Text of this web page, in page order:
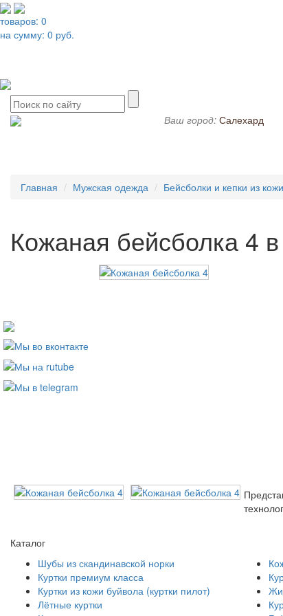
товаров: 0
на сумму: 0 руб.
Ваш город: Салехард
Главная Мужская одежда Бейсболки и кепки из
Кожаная бейсболка 4
Каталог
Шубы из скандинавской норки
Куртки премиум класса
Куртки из кожи буйвола (куртки пилот)
Лётные куртки